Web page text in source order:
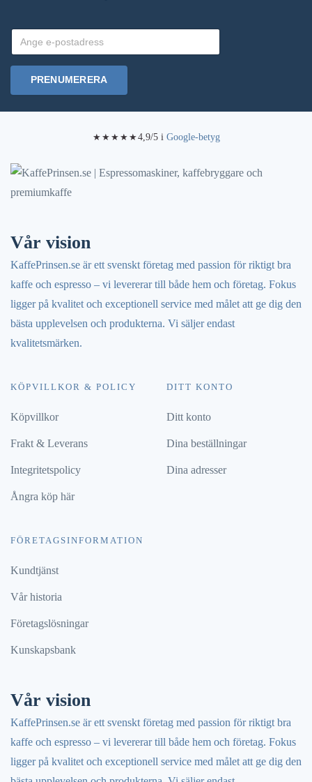
PRENUMERERA
★★★★★4,9/5 i Google-betyg
Vår vision
KaffePrinsen.se är ett svenskt företag med passion för riktigt bra
kaffe och espresso – vi levererar till både hem och företag. Fokus
ligger på kvalitet och exceptionell service med målet att ge dig den
bästa upplevelsen och produkterna. Vi säljer endast
kvalitetsmärken.
KÖPVILLKOR & POLICY
Köpvillkor
Frakt & Leverans
Integritetspolicy
Ångra köp här
DITT KONTO
Ditt konto
Dina beställningar
Dina adresser
FÖRETAGSINFORMATION
Kundtjänst
Vår historia
Företagslösningar
Kunskapsbank
Vår vision
KaffePrinsen.se är ett svenskt företag med passion för riktigt bra
kaffe och espresso – vi levererar till både hem och företag. Fokus
ligger på kvalitet och exceptionell service med målet att ge dig den